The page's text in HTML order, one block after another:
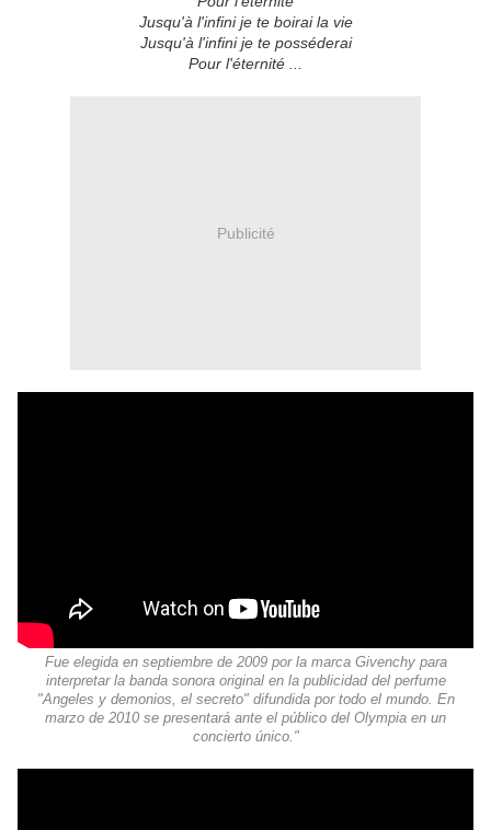
Jusqu'à l'infini je te boirai la vie
Jusqu'à l'infini je te posséderai
Pour l'éternité ...
Publicité
Fue elegida en septiembre de 2009 por la marca Givenchy para
interpretar la banda sonora original en la publicidad del perfume
"Angeles y demonios, el secreto" difundida por todo el mundo. En
marzo de 2010 se presentará ante el público del Olympia en un
concierto único."